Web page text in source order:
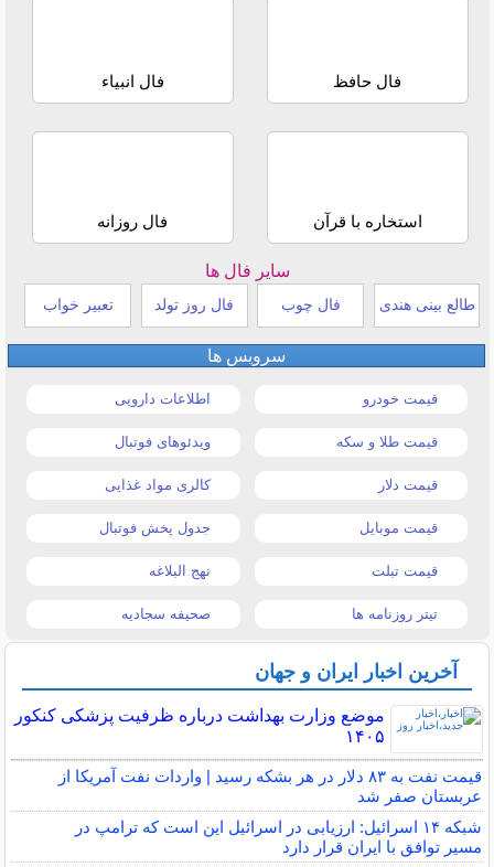
فال حافظ فال انبیاء
استخاره با قرآن فال روزانه
سایر فال ها
طالع بینی هندی فال چوب فال روز تولد تعبیر خواب
سرویس ها
قیمت خودرو اطلاعات دارویی
قیمت طلا و سکه ویدئوهای فوتبال
قیمت دلار کالری مواد غذایی
قیمت موبایل جدول پخش فوتبال
قیمت تبلت نهج البلاغه
تیتر روزنامه ها صحیفه سجادیه
آخرین اخبار ایران و جهان
موضع وزارت بهداشت درباره ظرفیت پزشکی کنکور
۱۴۰۵
قیمت نفت به ۸۳ دلار در هر بشکه رسید | واردات نفت آمریکا از
عربستان صفر شد
شبکه ۱۴ اسرائیل: ارزیابی در اسرائیل این است که ترامپ در
مسیر توافق با ایران قرار دارد